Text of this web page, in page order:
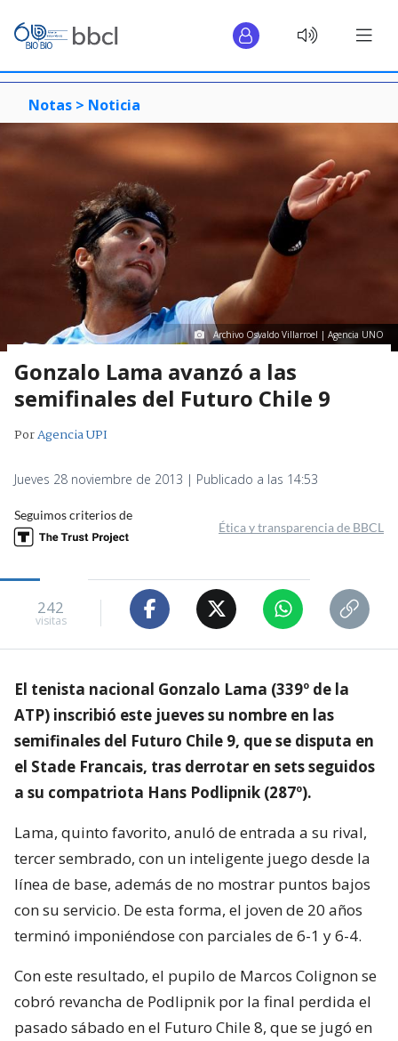
Notas > Noticia
Archivo Osvaldo Villarroel | Agencia UNO
Gonzalo Lama avanzó a las
semifinales del Futuro Chile 9
PorAgencia UPI
Jueves 28 noviembre de 2013 | Publicado a las 14:53
Seguimos criterios de
Ética y transparencia de BBCL
242
visitas
El tenista nacional Gonzalo Lama (339º de la
ATP) inscribió este jueves su nombre en las
semifinales del Futuro Chile 9, que se disputa en
el Stade Francais, tras derrotar en sets seguidos
a su compatriota Hans Podlipnik (287º).
Lama, quinto favorito, anuló de entrada a su rival,
tercer sembrado, con un inteligente juego desde la
línea de base, además de no mostrar puntos bajos
con su servicio. De esta forma, el joven de 20 años
terminó imponiéndose con parciales de 6-1 y 6-4.
Con este resultado, el pupilo de Marcos Colignon se
cobró revancha de Podlipnik por la final perdida el
pasado sábado en el Futuro Chile 8, que se jugó en